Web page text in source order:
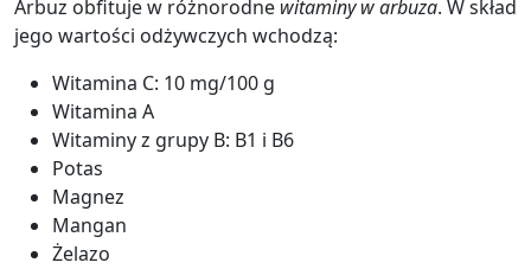
Arbuz obfituje w różnorodne witaminy w arbuza. W skład
jego wartości odżywczych wchodzą:
Witamina C: 10 mg/100 g
Witamina A
Witaminy z grupy B: B1 i B6
Potas
Magnez
Mangan
Żelazo